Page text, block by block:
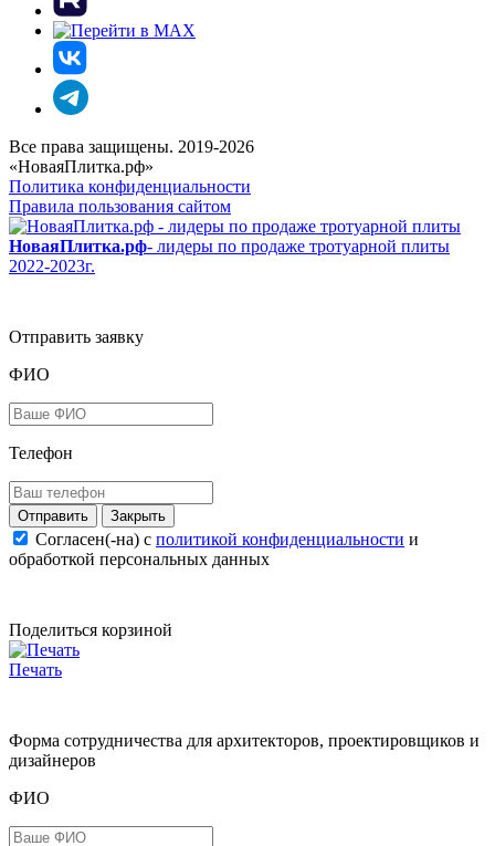
Все права защищены. 2019-2026
«НоваяПлитка.рф»
Политика конфиденциальности
Правила пользования сайтом
НоваяПлитка.рф- лидеры по продаже тротуарной плиты
2022-2023г.
Отправить заявку
ФИО
Телефон
Закрыть
Согласен(-на) c политикой конфиденциальности и
обработкой персональных данных
Поделиться корзиной
Печать
Форма сотрудничества для архитекторов, проектировщиков и
дизайнеров
ФИО